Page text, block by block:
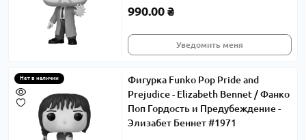
990.00 ₴
Уведомить меня
Нет в наличии
Фигурка Funko Pop Pride and
Prejudice - Elizabeth Bennet / Фанко
Поп Гордость и Предубеждение -
Элизабет Беннет #1971